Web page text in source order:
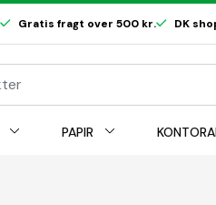
Gratis fragt over 500 kr. DK
PAPIR